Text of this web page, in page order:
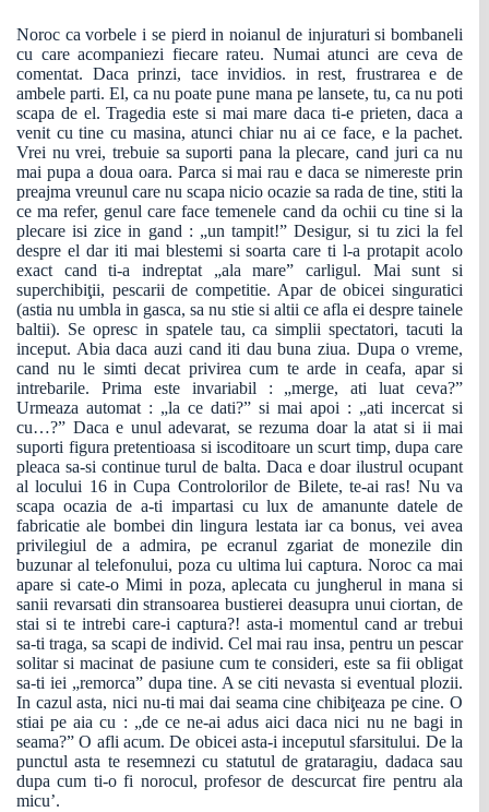
Noroc ca vorbele i se pierd in noianul de injuraturi si bombaneli
cu care acompaniezi fiecare rateu. Numai atunci are ceva de
comentat. Daca prinzi, tace invidios. in rest, frustrarea e de
ambele parti. El, ca nu poate pune mana pe lansete, tu, ca nu poti
scapa de el. Tragedia este si mai mare daca ti-e prieten, daca a
venit cu tine cu masina, atunci chiar nu ai ce face, e la pachet.
Vrei nu vrei, trebuie sa suporti pana la plecare, cand juri ca nu
mai pupa a doua oara. Parca si mai rau e daca se nimereste prin
preajma vreunul care nu scapa nicio ocazie sa rada de tine, stiti la
ce ma refer, genul care face temenele cand da ochii cu tine si la
plecare isi zice in gand : „un tampit!” Desigur, si tu zici la fel
despre el dar iti mai blestemi si soarta care ti l-a protapit acolo
exact cand ti-a indreptat „ala mare” carligul. Mai sunt si
superchibiţii, pescarii de competitie. Apar de obicei singuratici
(astia nu umbla in gasca, sa nu stie si altii ce afla ei despre tainele
baltii). Se opresc in spatele tau, ca simplii spectatori, tacuti la
inceput. Abia daca auzi cand iti dau buna ziua. Dupa o vreme,
cand nu le simti decat privirea cum te arde in ceafa, apar si
intrebarile. Prima este invariabil : „merge, ati luat ceva?”
Urmeaza automat : „la ce dati?” si mai apoi : „ati incercat si
cu…?” Daca e unul adevarat, se rezuma doar la atat si ii mai
suporti figura pretentioasa si iscoditoare un scurt timp, dupa care
pleaca sa-si continue turul de balta. Daca e doar ilustrul ocupant
al locului 16 in Cupa Controlorilor de Bilete, te-ai ras! Nu va
scapa ocazia de a-ti impartasi cu lux de amanunte datele de
fabricatie ale bombei din lingura lestata iar ca bonus, vei avea
privilegiul de a admira, pe ecranul zgariat de monezile din
buzunar al telefonului, poza cu ultima lui captura. Noroc ca mai
apare si cate-o Mimi in poza, aplecata cu jungherul in mana si
sanii revarsati din stransoarea bustierei deasupra unui ciortan, de
stai si te intrebi care-i captura?! asta-i momentul cand ar trebui
sa-ti traga, sa scapi de individ. Cel mai rau insa, pentru un pescar
solitar si macinat de pasiune cum te consideri, este sa fii obligat
sa-ti iei „remorca” dupa tine. A se citi nevasta si eventual plozii.
In cazul asta, nici nu-ti mai dai seama cine chibiţeaza pe cine. O
stiai pe aia cu : „de ce ne-ai adus aici daca nici nu ne bagi in
seama?” O afli acum. De obicei asta-i inceputul sfarsitului. De la
punctul asta te resemnezi cu statutul de grataragiu, dadaca sau
dupa cum ti-o fi norocul, profesor de descurcat fire pentru ala
micu’.